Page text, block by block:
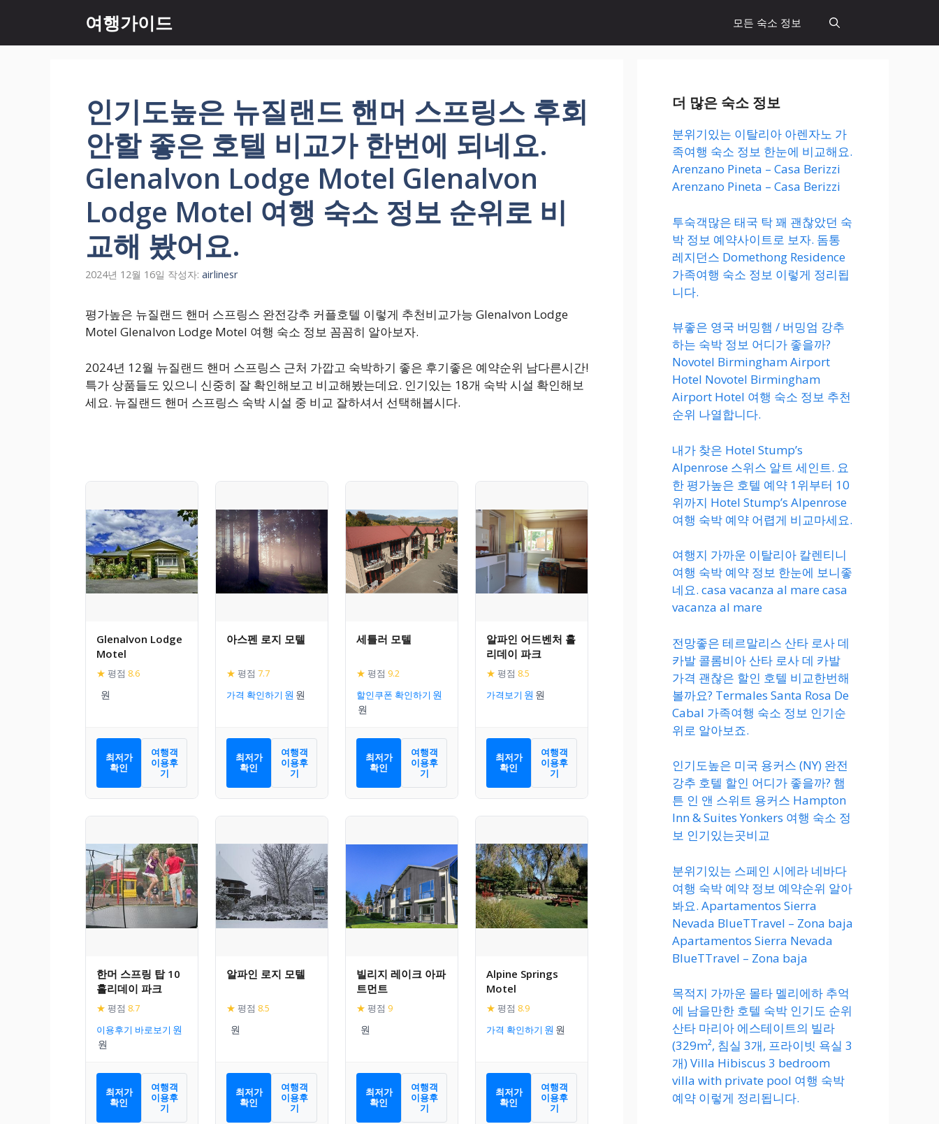
츠
여행가이드 모든 숙소 정보
인기도높은 뉴질랜드 핸머 스프링스 후회
안할 좋은 호텔 비교가 한번에 되네요.
Glenalvon Lodge Motel Glenalvon
Lodge Motel 여행 숙소 정보 순위로 비
교해 봤어요.
2024년 12월 16일 작성자: airlinesr
평가높은 뉴질랜드 핸머 스프링스 완전강추 커플호텔 이렇게 추천비교가능 Glenalvon Lodge
Motel Glenalvon Lodge Motel 여행 숙소 정보 꼼꼼히 알아보자.
2024년 12월 뉴질랜드 핸머 스프링스 근처 가깝고 숙박하기 좋은 후기좋은 예약순위 남다른시간!
특가 상품들도 있으니 신중히 잘 확인해보고 비교해봤는데요. 인기있는 18개 숙박 시설 확인해보
세요. 뉴질랜드 핸머 스프링스 숙박 시설 중 비교 잘하셔서 선택해봅시다.
Glenalvon Lodge
Motel
★ 평점 8.6
최저가
확인
여행객
이용후
기
아스펜 로지 모텔
★ 평점 7.7
가격 확인하기
최저가
확인
여행객
이용후
기
세틀러 모텔
★ 평점 9.2
할인쿠폰 확인하기
최저가
확인
여행객
이용후
기
알파인 어드벤처 홀
리데이 파크
★ 평점 8.5
가격보기
최저가
확인
여행객
이용후
기
한머 스프링 탑 10
홀리데이 파크
★ 평점 8.7
이용후기 바로보기
최저가
확인
여행객
이용후
기
알파인 로지 모텔
★ 평점 8.5
최저가
확인
여행객
이용후
기
빌리지 레이크 아파
트먼트
★ 평점 9
최저가
확인
여행객
이용후
기
Alpine Springs
Motel
★ 평점 8.9
가격 확인하기
최저가
확인
여행객
이용후
기
더 많은 숙소 정보
분위기있는 이탈리아 아렌자노 가
족여행 숙소 정보 한눈에 비교해요.
Arenzano Pineta – Casa Berizzi
Arenzano Pineta – Casa Berizzi
투숙객많은 태국 탁 꽤 괜찮았던 숙
박 정보 예약사이트로 보자. 돔통
레지던스 Domethong Residence
가족여행 숙소 정보 이렇게 정리됩
니다.
뷰좋은 영국 버밍햄 / 버밍엄 강추
하는 숙박 정보 어디가 좋을까?
Novotel Birmingham Airport
Hotel Novotel Birmingham
Airport Hotel 여행 숙소 정보 추천
순위 나열합니다.
내가 찾은 Hotel Stump’s
Alpenrose 스위스 알트 세인트. 요
한 평가높은 호텔 예약 1위부터 10
위까지 Hotel Stump’s Alpenrose
여행 숙박 예약 어렵게 비교마세요.
여행지 가까운 이탈리아 칼렌티니
여행 숙박 예약 정보 한눈에 보니좋
네요. casa vacanza al mare casa
vacanza al mare
전망좋은 테르말리스 산타 로사 데
카발 콜롬비아 산타 로사 데 카발
가격 괜찮은 할인 호텔 비교한번해
볼까요? Termales Santa Rosa De
Cabal 가족여행 숙소 정보 인기순
위로 알아보죠.
인기도높은 미국 용커스 (NY) 완전
강추 호텔 할인 어디가 좋을까? 햄
튼 인 앤 스위트 용커스 Hampton
Inn & Suites Yonkers 여행 숙소 정
보 인기있는곳비교
분위기있는 스페인 시에라 네바다
여행 숙박 예약 정보 예약순위 알아
봐요. Apartamentos Sierra
Nevada BlueTTravel – Zona baja
Apartamentos Sierra Nevada
BlueTTravel – Zona baja
목적지 가까운 몰타 멜리에하 추억
에 남을만한 호텔 숙박 인기도 순위
산타 마리아 에스테이트의 빌라
(329m², 침실 3개, 프라이빗 욕실 3
개) Villa Hibiscus 3 bedroom
villa with private pool 여행 숙박
예약 이렇게 정리됩니다.